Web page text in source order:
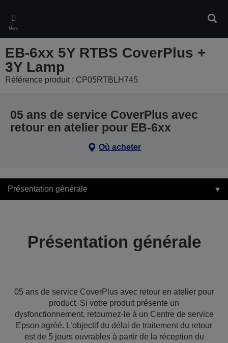
main
content
Menu
EB-6xx 5Y RTBS CoverPlus +
3Y Lamp
Référence produit : CP05RTBLH745
05 ans de service CoverPlus avec
retour en atelier pour EB-6xx
Où acheter
Présentation générale
Présentation générale
05 ans de service CoverPlus avec retour en atelier pour
product. Si votre produit présente un
dysfonctionnement, retournez-le à un Centre de service
Epson agréé. L’objectif du délai de traitement du retour
est de 5 jours ouvrables à partir de la réception du